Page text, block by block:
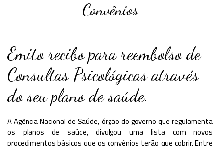
Convênios
Emito recibo para reembolso de
Consultas Psicológicas através
do seu plano de saúde.
A Agência Nacional de Saúde, órgão do governo que regulamenta
os planos de saúde, divulgou uma lista com novos
procedimentos básicos que os convênios terão que cobrir. Entre